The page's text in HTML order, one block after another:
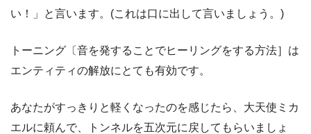
い！」と言います。(これは口に出して言いましょう。)
トーニング〔音を発することでヒーリングをする方法］は
エンティティの解放にとても有効です。
あなたがすっきりと軽くなったのを感じたら、大天使ミカ
エルに頼んで、トンネルを五次元に戻してもらいましょ